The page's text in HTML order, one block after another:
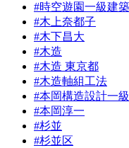
#時空遊園一級建
#木上奈都子
#木下昌大
#木造
#木造 東京都
#木造軸組工法
#本岡構造設計一
#本岡淳一
#杉並
#杉並区